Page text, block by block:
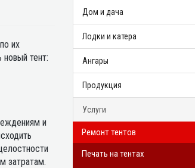
их
тент:
и
затратам.
Дом и дача
Лодки и катера
Ангары
Продукция
Услуги
Ремонт тентов
Печать на тентах